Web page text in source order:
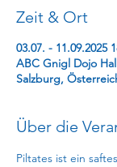
Zeit & Ort
03.07. - 11.09.2025
ABC Gnigl Dojo
Salzburg,
Über die
Piltates ist ein